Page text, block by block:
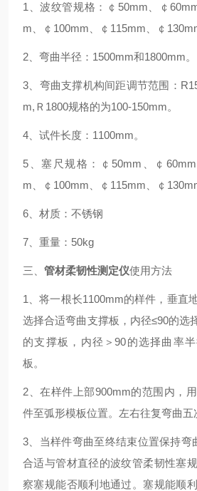
1、波纹管规格：￠50mm、￠
m、￠100mm、￠115mm、￠
2、弯曲半径：1500mm和1800mm。
3、弯曲支撑机构间距调节范围：
m,Ｒ1800规格的为100-150mm。
4、试件长度：1100mm。
5、塞尺规格：￠50mm、￠
m、￠100mm、￠115mm、￠
6、材质：不锈钢
7、重量：50kg
三、 管材柔韧性测定仪使用方法
1、将一根长1100mm的样件，垂直
选择合适弯曲支撑板，内径≤90的选
的支撑板，内径＞90的选择曲率
板。
2、在样件上部900mm的范围内，
件至弧形模板位置。左右往复弯曲五
3、当样件弯曲至终结束位置保持弯
合适与管材直径的波纹管柔韧性塞
察塞规能否顺利地通过。塞规能顺